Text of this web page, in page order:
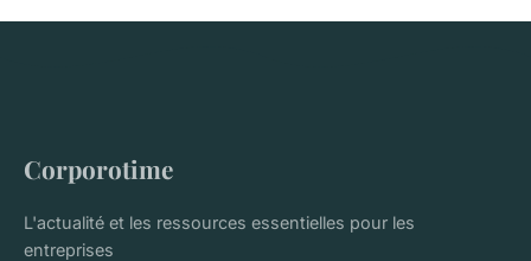
Corporotime
L'actualité et les ressources essentielles pour les
entreprises